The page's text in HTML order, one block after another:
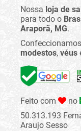
Nossa loja de
para todo o
Araporã, MG.
Confeccionamos
modestos, véus
Feito com no
50.313.193
Araujo Sesso